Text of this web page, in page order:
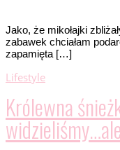
Jako, że mikołajki
zabawek chciałam
zapamięta […]
Lifestyle
Królewna